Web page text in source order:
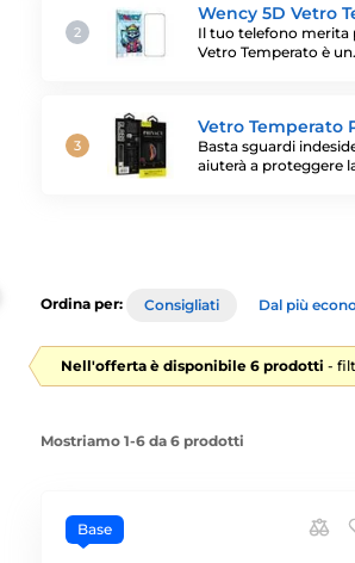
Wency 5D Vetro
Il tuo telefono merita
Vetro Temperato è
Vetro Temperato
Basta sguardi
aiuterà a proteggere
Ordina per: Consigliati Dal più
Nell'offerta è disponibile 6 prodotti -
Mostriamo 1-6 da 6 prodotti
Base